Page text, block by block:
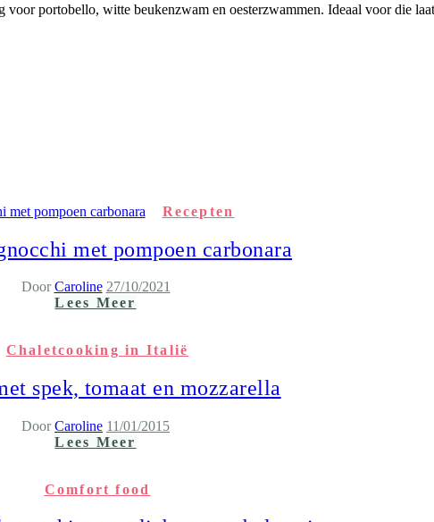
portobello, witte beukenzwam en oesterzwammen. Ideaal voor die
Recepten
met pompoen carbonara
Door Caroline 27/10/2021
Lees Meer
Chaletcooking in Italië
spek, tomaat en mozzarella
Door Caroline 11/01/2015
Lees Meer
Comfort food